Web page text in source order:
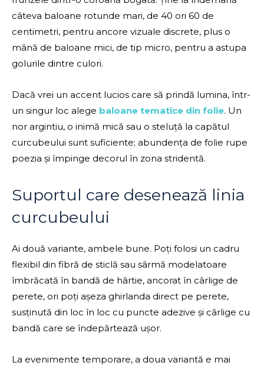
câteva baloane rotunde mari, de 40 ori 60 de
centimetri, pentru ancore vizuale discrete, plus o
mână de baloane mici, de tip micro, pentru a astupa
golurile dintre culori.
Dacă vrei un accent lucios care să prindă lumina, într-
un singur loc alege baloane tematice din folie. Un
nor argintiu, o inimă mică sau o steluță la capătul
curcubeului sunt suficiente; abundența de folie rupe
poezia și împinge decorul în zona stridentă.
Suportul care desenează linia
curcubeului
Ai două variante, ambele bune. Poți folosi un cadru
flexibil din fibră de sticlă sau sârmă modelatoare
îmbrăcată în bandă de hârtie, ancorat în cârlige de
perete, ori poți așeza ghirlanda direct pe perete,
susținută din loc în loc cu puncte adezive și cârlige cu
bandă care se îndepărtează ușor.
La evenimente temporare, a doua variantă e mai